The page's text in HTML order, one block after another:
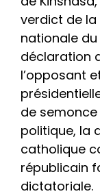
verdict de
nationale du
déclaration
l’opposant
de semonce
politique, la
catholique
républicain
dictatoriale.